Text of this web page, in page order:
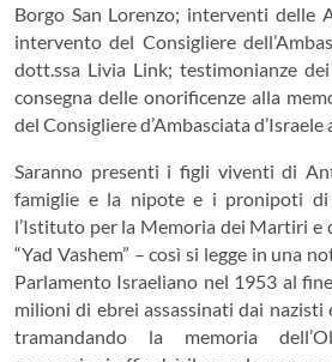
Borgo San Lorenzo; interventi delle
intervento del Consigliere
dott.ssa Livia Link; testimonianze
consegna delle onorificenze alla
del Consigliere d’Ambasciata d’Israele
Saranno presenti i figli viventi di
famiglie e la nipote e i pronipoti
l’Istituto per la Memoria dei Martiri e
“Yad Vashem” – così si legge in una
Parlamento Israeliano nel 1953 al
milioni di ebrei assassinati dai
tramandando la memoria